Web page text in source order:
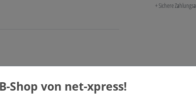
"Bäckerei / Konditorei". Das
PVC-Material, Stärke 510g/qm,
+ Sichere